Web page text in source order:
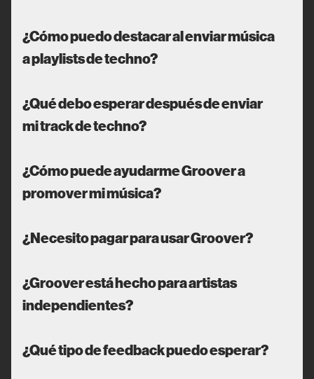
¿Cómo puedo destacar al enviar música
a playlists de techno?
¿Qué debo esperar después de enviar
mi track de techno?
¿Cómo puede ayudarme Groover a
promover mi música?
¿Necesito pagar para usar Groover?
¿Groover está hecho para artistas
independientes?
¿Qué tipo de feedback puedo esperar?